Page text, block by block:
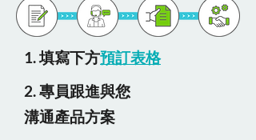
1. 填寫下方預訂表格
2. 專員跟進與您
溝通產品方案